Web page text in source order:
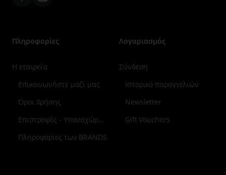
FacebookInstagram
Πληροφορίες
Η εταιρεία
Επικοινωνήστε μαζί μας
Όροι Χρήσης
Επιστροφές - Υπαναχώρηση
Πληροφορίες των BRANDS
Λογαριασμός
Σύνδεση
Ιστορικό παραγγελιών
Newsletter
Gift Vouchers